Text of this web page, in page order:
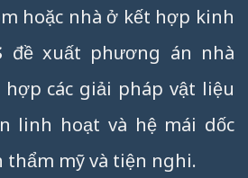
hoặc nhà ở kết hợp kinh
đề xuất phương án nhà
các giải pháp vật liệu
linh hoạt và hệ mái dốc
thẩm mỹ và tiện nghi.